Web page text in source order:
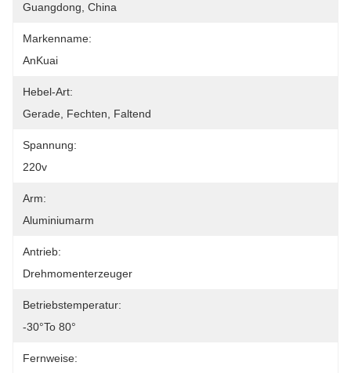
Guangdong, China
Markenname:
AnKuai
Hebel-Art:
Gerade, Fechten, Faltend
Spannung:
220v
Arm:
Aluminiumarm
Antrieb:
Drehmomenterzeuger
Betriebstemperatur:
-30°to 80°
Fernweise: